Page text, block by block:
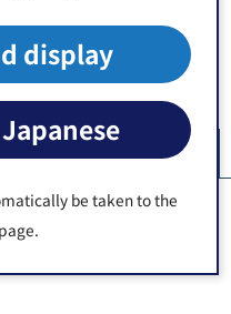
display
be taken to the
>手当・助成・割引等
> 年